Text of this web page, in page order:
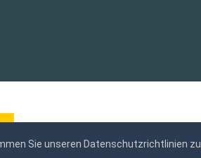
Sie unseren Datenschutzrichtlinien zu.